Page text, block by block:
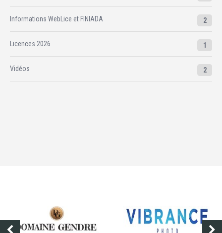
Informations WebLice et FINIADA 2
Licences 2026 1
Vidéos 2